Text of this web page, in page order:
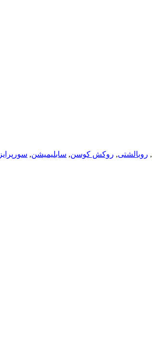
, روبالشتی, روکش کوسن, سابلیمیشن, سورپرایز